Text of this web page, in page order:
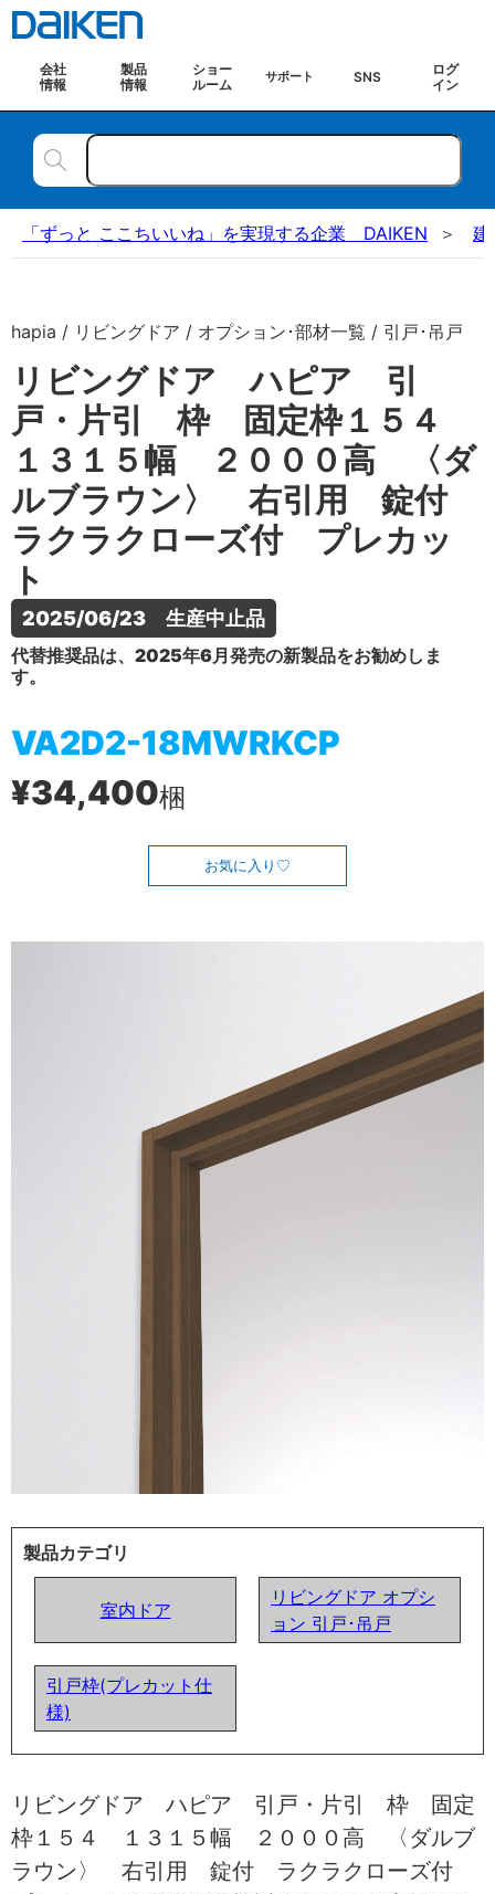
会社
情報
製品
情報
ショー
ルーム
サポート SNS
ログ
イン
「ずっと ここちいいね」を実現する企業 DAIKEN 建
hapia / リビングドア / オプション･部材一覧 / 引戸･吊戸
リビングドア ハピア 引
戸・片引 枠 固定枠１５４
１３１５幅 ２０００高 〈ダ
ルブラウン〉 右引用 錠付
ラクラクローズ付 プレカッ
ト
2025/06/23　生産中止品
代替推奨品は、2025年6月発売の新製品をお勧めしま
す。
VA2D2-18MWRKCP
¥34,400梱
お気に入り
製品カテゴリ
室内ドア
リビングドア オプシ
ョン 引戸･吊戸
引戸枠(プレカット仕
様)
リビングドア ハピア 引戸・片引 枠 固定
枠１５４ １３１５幅 ２０００高 〈ダルブ
ラウン〉 右引用 錠付 ラクラクローズ付